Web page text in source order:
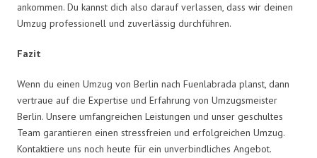
ankommen. Du kannst dich also darauf verlassen, dass wir deinen
Umzug professionell und zuverlässig durchführen.
Fazit
Wenn du einen Umzug von Berlin nach Fuenlabrada planst, dann
vertraue auf die Expertise und Erfahrung von Umzugsmeister
Berlin. Unsere umfangreichen Leistungen und unser geschultes
Team garantieren einen stressfreien und erfolgreichen Umzug.
Kontaktiere uns noch heute für ein unverbindliches Angebot.